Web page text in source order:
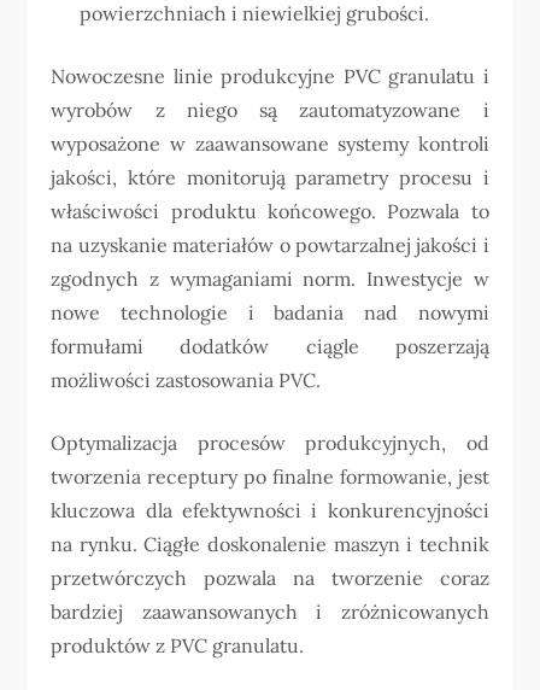
powierzchniach i niewielkiej grubości.
Nowoczesne linie produkcyjne PVC granulatu i
wyrobów z niego są zautomatyzowane i
wyposażone w zaawansowane systemy kontroli
jakości, które monitorują parametry procesu i
właściwości produktu końcowego. Pozwala to
na uzyskanie materiałów o powtarzalnej jakości i
zgodnych z wymaganiami norm. Inwestycje w
nowe technologie i badania nad nowymi
formułami dodatków ciągle poszerzają
możliwości zastosowania PVC.
Optymalizacja procesów produkcyjnych, od
tworzenia receptury po finalne formowanie, jest
kluczowa dla efektywności i konkurencyjności
na rynku. Ciągłe doskonalenie maszyn i technik
przetwórczych pozwala na tworzenie coraz
bardziej zaawansowanych i zróżnicowanych
produktów z PVC granulatu.